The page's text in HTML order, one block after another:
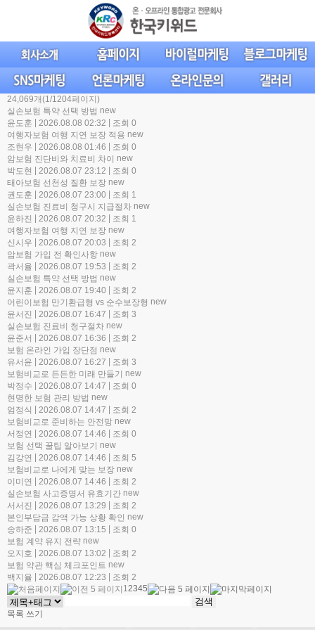
24,069개(1/1204페이지)
실손보험 특약 선택 방법 new
윤도훈
2026.08.08 02:32
조회 0
여행자보험 여행 지연 보장 적용 new
조현우
2026.08.08 01:46
조회 0
암보험 진단비와 치료비 차이
new
박도현
2026.08.07 23:12
조회 0
태아보험 선천성 질환 보장 new
권도훈
2026.08.07 23:00
조회 1
실손보험 진료비 청구시 지급절차 new
윤하진
2026.08.07 20:32
조회 1
여행자보험 여행 지연 보장 new
신시우
2026.08.07 20:03
조회 2
암보험 가입 전 확인사항 new
곽서율
2026.08.07 19:53
조회 2
실손보험 특약 선택 방법 new
윤지훈
2026.08.07 19:40
조회 2
어린이보험 만기환급형 vs 순수보장형 new
윤서진
2026.08.07 16:47
조회 3
실손보험 진료비 청구절차 new
윤준서
2026.08.07 16:36
조회 2
보험 온라인 가입 장단점 new
유서윤
2026.08.07 16:27
조회 3
보험비교로 든든한 미래 만들기
new
박정수
2026.08.07 14:47
조회 0
현명한 보험 관리 방법 new
엄정식
2026.08.07 14:47
조회 2
보험비교로 준비하는 안전망 new
서정연
2026.08.07 14:46
조회 0
보험 선택 꿀팁 알아보기
new
김강연
2026.08.07 14:46
조회 5
보험비교로 나에게 맞는 보장 new
이미연
2026.08.07 14:46
조회 2
실손보험 사고증명서 유효기간 new
서서진
2026.08.07 13:29
조회 2
본인부담금 감액 가능 상황 확인 new
송하준
2026.08.07 13:15
조회 0
보험 계약 유지 전략 new
오지호
2026.08.07 13:02
조회 2
보험 약관 핵심 체크포인트 new
백지율
2026.08.07 12:23
조회 2
12345
목록 쓰기